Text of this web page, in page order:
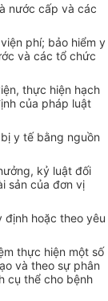
nước cấp và các
phí; bảo hiểm y
và các tổ chức
thực hiện hạch
của pháp luật
y tế bằng nguồn
kỷ luật đối
sản của đơn vị
định hoặc theo yêu
thực hiện một số
và theo sự phân
cụ thể cho bệnh